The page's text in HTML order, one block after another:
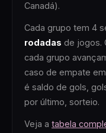
Canadá).
Cada grupo tem 4
rodadas de jogos.
cada grupo
caso de empate
é saldo de gols,
por último, sorteio.
Veja a tabela